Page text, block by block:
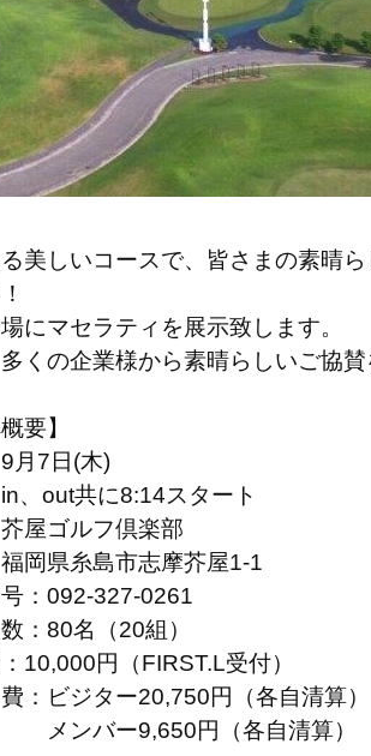
美しいコースで、皆さまの素晴
にマセラティを展示致します。
くの企業様から素晴らしいご協賛
要】
9月7日(木)
in、out共に8:14スタート
芥屋ゴルフ倶楽部
福岡県糸島市志摩芥屋1-1
号：092-327-0261
：80名（20組）
10,000円（FIRST.L受付）
費：ビジター20,750円（各自清算）
ー9,650円（各自清算）